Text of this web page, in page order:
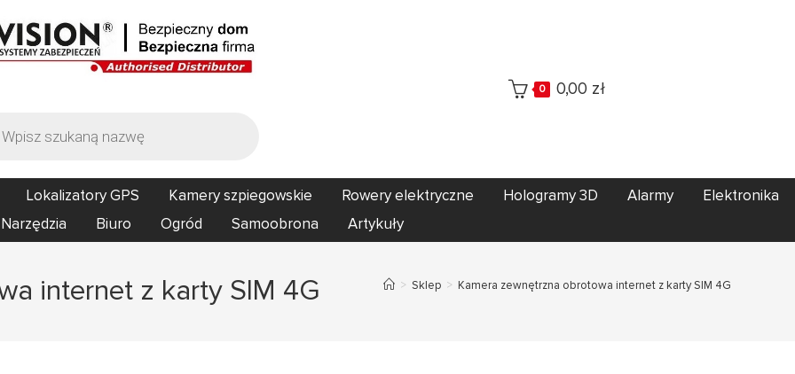
0 0,00 zł
Lokalizatory GPS Kamery szpiegowskie Rowery elektryczne Hologramy 3D Alarmy
Elektronika
Narzędzia
Biuro Ogród Samoobrona Artykuły
internet z karty SIM 4G > Sklep > Kamera zewnętrzna obrotowa internet z karty SIM 4G